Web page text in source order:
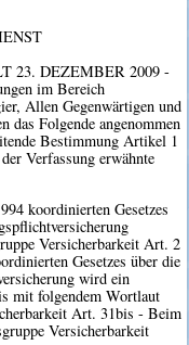
23. DEZEMBER 2009 -
im Bereich
Allen Gegenwärtigen und
das Folgende angenommen
Bestimmung Artikel 1
Verfassung erwähnte
koordinierten Gesetzes
Versicherbarkeit Art. 2
Gesetzes über die
wird ein
mit folgendem Wortlaut
Art. 31bis - Beim
Versicherbarkeit